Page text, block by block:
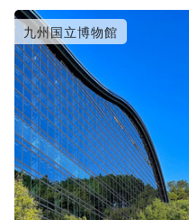
九州国立博物館